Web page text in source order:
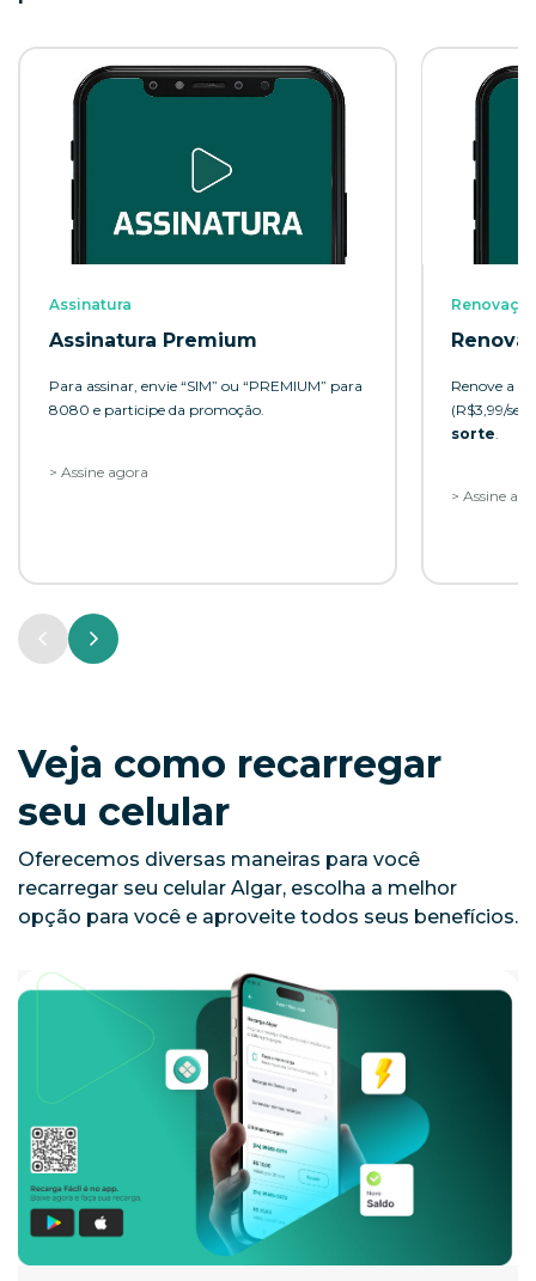
Assinatura
Assinatura Premium
Para assinar, envie “SIM” ou “PREMIUM” para
8080 e participe da promoção.
> Assine agora
Renove a
(R$3,99/
sorte
> Assine
Veja como recarregar
seu celular
Oferecemos diversas maneiras para você
recarregar seu celular Algar, escolha a melhor
opção para você e aproveite todos seus benefícios.